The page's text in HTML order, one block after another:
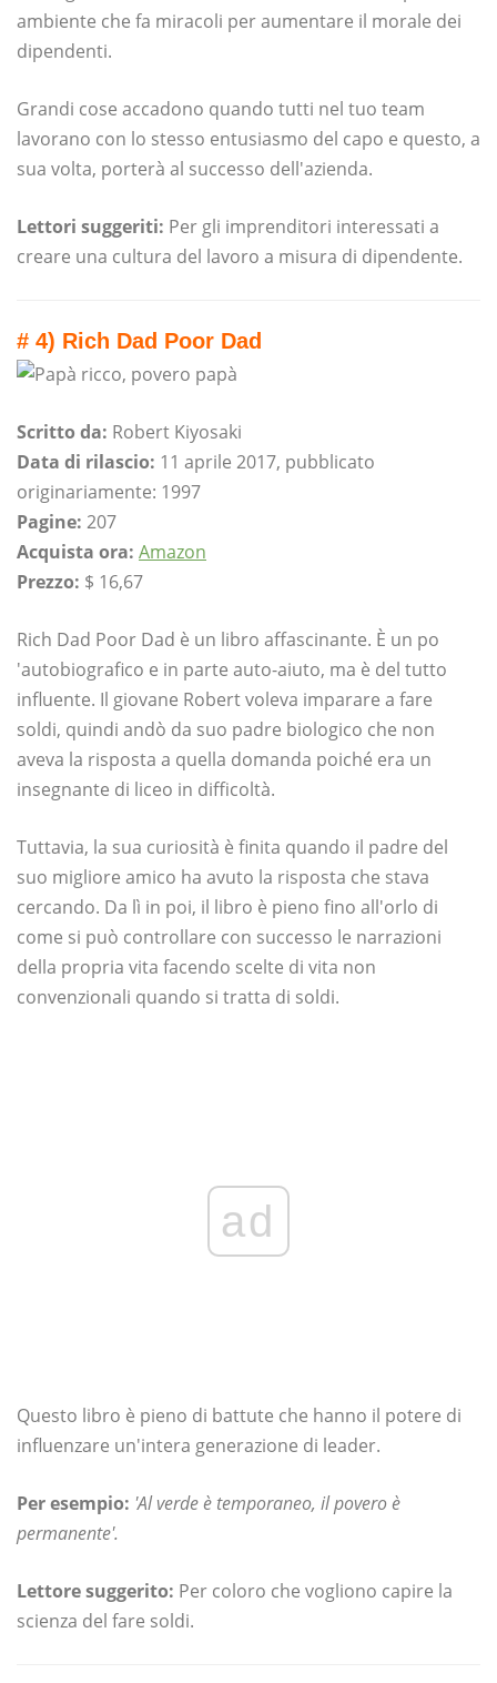
ambiente che fa miracoli per aumentare il morale dei
dipendenti.
Grandi cose accadono quando tutti nel tuo team
lavorano con lo stesso entusiasmo del capo e questo, a
sua volta, porterà al successo dell'azienda.
Lettori suggeriti: Per gli imprenditori interessati a
creare una cultura del lavoro a misura di dipendente.
# 4) Rich Dad Poor Dad
Scritto da: Robert Kiyosaki
Data di rilascio: 11 aprile 2017, pubblicato
originariamente: 1997
Pagine: 207
Acquista ora: Amazon
Prezzo: $ 16,67
Rich Dad Poor Dad è un libro affascinante. È un po
'autobiografico e in parte auto-aiuto, ma è del tutto
influente. Il giovane Robert voleva imparare a fare
soldi, quindi andò da suo padre biologico che non
aveva la risposta a quella domanda poiché era un
insegnante di liceo in difficoltà.
Tuttavia, la sua curiosità è finita quando il padre del
suo migliore amico ha avuto la risposta che stava
cercando. Da lì in poi, il libro è pieno fino all'orlo di
come si può controllare con successo le narrazioni
della propria vita facendo scelte di vita non
convenzionali quando si tratta di soldi.
ad
Questo libro è pieno di battute che hanno il potere di
influenzare un'intera generazione di leader.
Per esempio: 'Al verde è temporaneo, il povero è
permanente'.
Lettore suggerito: Per coloro che vogliono capire la
scienza del fare soldi.